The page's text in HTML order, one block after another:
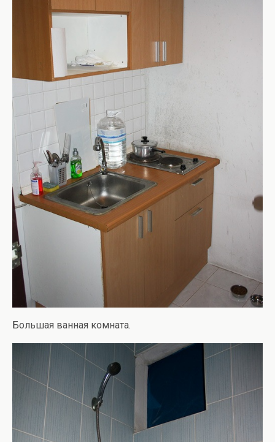
Большая ванная комната.